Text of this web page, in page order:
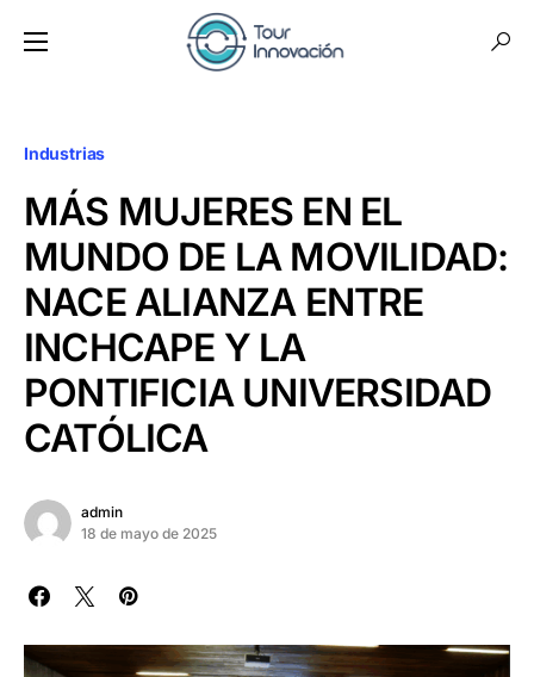
Industrias
MÁS MUJERES EN EL
MUNDO DE LA MOVILIDAD:
NACE ALIANZA ENTRE
INCHCAPE Y LA
PONTIFICIA UNIVERSIDAD
CATÓLICA
admin
18 de mayo de 2025